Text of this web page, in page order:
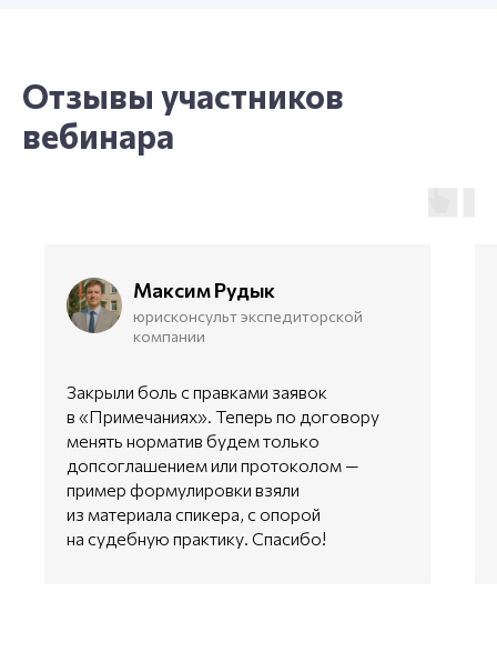
Отзывы участников
вебинара
Максим Рудык
юрисконсульт экспедиторской
компании
Закрыли боль с правками заявок
в «Примечаниях». Теперь по договору
менять норматив будем только
допсоглашением или протоколом —
пример формулировки взяли
из материала спикера, с опорой
на судебную практику. Спасибо!